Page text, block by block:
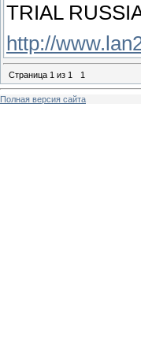
TRIAL
http://
Страница 1 из 1 1
Полная версия сайта